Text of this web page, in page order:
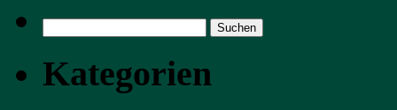
nach:
Kategorien